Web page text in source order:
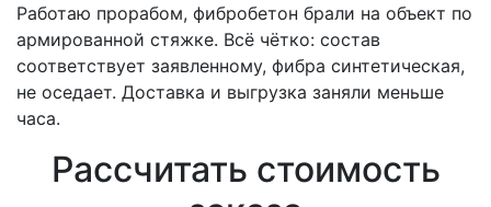
Работаю прорабом, фибробетон брали на объект по
армированной стяжке. Всё чётко: состав
соответствует заявленному, фибра синтетическая,
не оседает. Доставка и выгрузка заняли меньше
часа.
Рассчитать стоимость